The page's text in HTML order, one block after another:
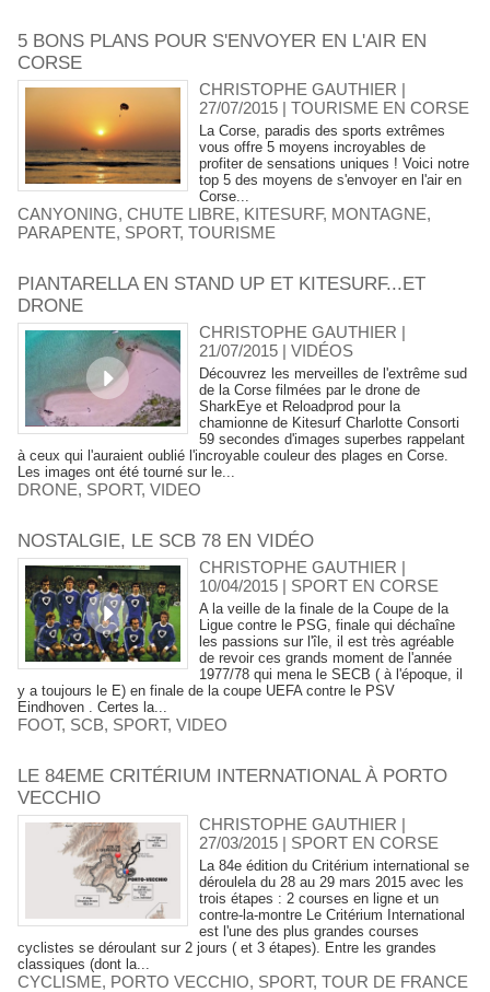
5 BONS PLANS POUR S'ENVOYER EN L'AIR EN
CORSE
CHRISTOPHE GAUTHIER |
27/07/2015 |TOURISME EN CORSE
La Corse, paradis des sports extrêmes
vous offre 5 moyens incroyables de
profiter de sensations uniques ! Voici notre
top 5 des moyens de s'envoyer en l'air en
Corse...
CANYONING, CHUTE LIBRE, KITESURF, MONTAGNE,
PARAPENTE, SPORT, TOURISME
PIANTARELLA EN STAND UP ET KITESURF...ET
DRONE
CHRISTOPHE GAUTHIER |
21/07/2015 |VIDÉOS
Découvrez les merveilles de l'extrême sud
de la Corse filmées par le drone de
SharkEye et Reloadprod pour la
chamionne de Kitesurf Charlotte Consorti
59 secondes d'images superbes rappelant
à ceux qui l'auraient oublié l'incroyable couleur des plages en Corse.
Les images ont été tourné sur le...
DRONE, SPORT, VIDEO
NOSTALGIE, LE SCB 78 EN VIDÉO
CHRISTOPHE GAUTHIER |
10/04/2015 | SPORT EN CORSE
A la veille de la finale de la Coupe de la
Ligue contre le PSG, finale qui déchaîne
les passions sur l'île, il est très agréable
de revoir ces grands moment de l'année
1977/78 qui mena le SECB ( à l'époque, il
y a toujours le E) en finale de la coupe UEFA contre le PSV
Eindhoven . Certes la...
FOOT, SCB, SPORT, VIDEO
LE 84EME CRITÉRIUM INTERNATIONAL À PORTO
VECCHIO
CHRISTOPHE GAUTHIER |
27/03/2015 | SPORT EN CORSE
La 84e édition du Critérium international se
déroulela du 28 au 29 mars 2015 avec les
trois étapes : 2 courses en ligne et un
contre-la-montre Le Critérium International
est l'une des plus grandes courses
cyclistes se déroulant sur 2 jours ( et 3 étapes). Entre les grandes
classiques (dont la...
CYCLISME, PORTO VECCHIO, SPORT, TOUR DE FRANCE